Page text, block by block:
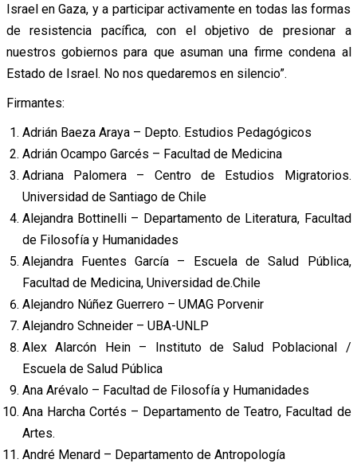
Israel en Gaza, y a participar activamente en todas las formas
de resistencia pacífica, con el objetivo de presionar a
nuestros gobiernos para que asuman una firme condena al
Estado de Israel. No nos quedaremos en silencio”.
Firmantes:
Adrián Baeza Araya – Depto. Estudios Pedagógicos
Adrián Ocampo Garcés – Facultad de Medicina
Adriana Palomera – Centro de Estudios Migratorios.
Universidad de Santiago de Chile
Alejandra Bottinelli – Departamento de Literatura, Facultad
de Filosofía y Humanidades
Alejandra Fuentes García – Escuela de Salud Pública,
Facultad de Medicina, Universidad de.Chile
Alejandro Núñez Guerrero – UMAG Porvenir
Alejandro Schneider – UBA-UNLP
Alex Alarcón Hein – Instituto de Salud Poblacional /
Escuela de Salud Pública
Ana Arévalo – Facultad de Filosofía y Humanidades
Ana Harcha Cortés – Departamento de Teatro, Facultad de
Artes.
André Menard – Departamento de Antropología